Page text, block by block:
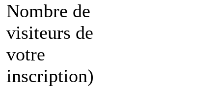
Nombre de
visiteurs de
votre
inscription)